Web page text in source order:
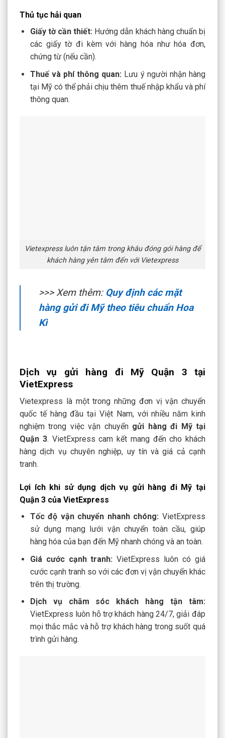
Thủ tục hải quan
Giấy tờ cần thiết: Hướng dẫn khách hàng chuẩn bị
các giấy tờ đi kèm với hàng hóa như hóa đơn,
chứng từ (nếu cần).
Thuế và phí thông quan: Lưu ý người nhận hàng
tại Mỹ có thể phải chịu thêm thuế nhập khẩu và phí
thông quan.
Vietexpress luôn tận tâm trong khâu đóng gói hàng để
khách hàng yên tâm đến với Vietexpress
>>> Xem thêm: Quy định các mặt
hàng gửi đi Mỹ theo tiêu chuẩn Hoa
Kì
Dịch vụ gửi hàng đi Mỹ Quận 3 tại
VietExpress
Vietexpress là một trong những đơn vị vận chuyển
quốc tế hàng đầu tại Việt Nam, với nhiều năm kinh
nghiệm trong việc vận chuyển gửi hàng đi Mỹ tại
Quận 3. VietExpress cam kết mang đến cho khách
hàng dịch vụ chuyên nghiệp, uy tín và giá cả cạnh
tranh.
Lợi ích khi sử dụng dịch vụ gửi hàng đi Mỹ tại
Quận 3 của VietExpress
Tốc độ vận chuyển nhanh chóng: VietExpress
sử dụng mạng lưới vận chuyển toàn cầu, giúp
hàng hóa của bạn đến Mỹ nhanh chóng và an toàn.
Giá cước cạnh tranh: VietExpress luôn có giá
cước cạnh tranh so với các đơn vị vận chuyển khác
trên thị trường.
Dịch vụ chăm sóc khách hàng tận tâm:
VietExpress luôn hỗ trợ khách hàng 24/7, giải đáp
mọi thắc mắc và hỗ trợ khách hàng trong suốt quá
trình gửi hàng.